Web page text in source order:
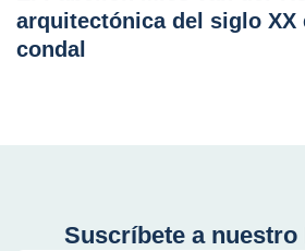
arquitectónica del siglo XX
condal
Suscríbete a nuestro